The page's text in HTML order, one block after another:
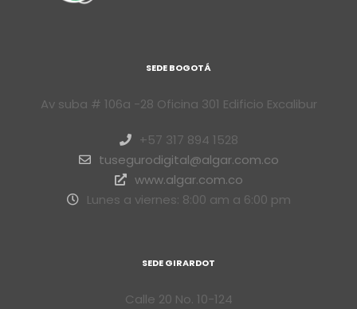
SEDE BOGOTÁ
Av suba # 106a -28 Oficina 301 Edificio Excalibur
+57 317 894 1528
tusegurodigital@algar.com.co
www.algar.com.co
Lunes a viernes: 8:00 am a 6:00 pm
SEDE GIRARDOT
Calle 20 No. 10-124